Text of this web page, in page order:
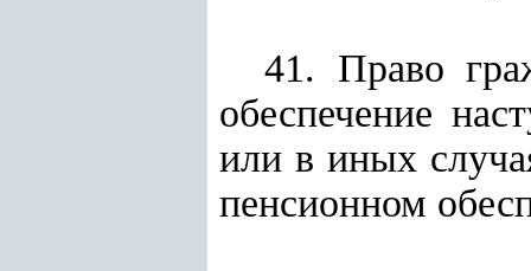
41. Право
обеспечение
или в иных
пенсионном